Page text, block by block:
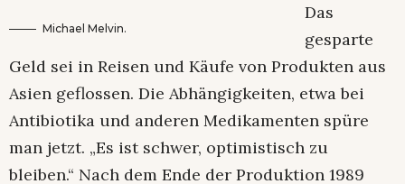
Michael Melvin.
Das
gesparte
Geld sei in Reisen und Käufe von Produkten aus
Asien geflossen. Die Abhängigkeiten, etwa bei
Antibiotika und anderen Medikamenten spüre
man jetzt. „Es ist schwer, optimistisch zu
bleiben.“ Nach dem Ende der Produktion 1989